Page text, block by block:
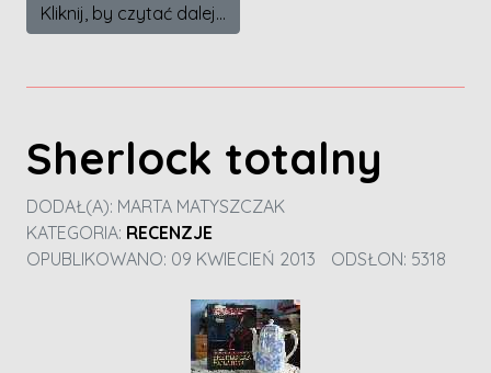
Kliknij, by czytać dalej...
Sherlock totalny
DODAŁ(A): MARTA MATYSZCZAK
KATEGORIA: RECENZJE
OPUBLIKOWANO: 09 KWIECIEŃ 2013
ODSŁON: 5318